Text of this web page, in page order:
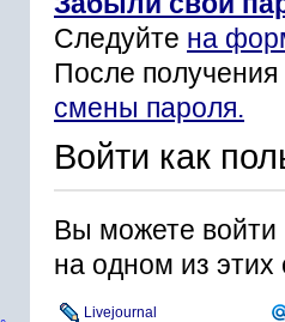
Следуйте на
После
смены пароля.
Войти как
Вы можете войти
на одном из этих
Livejournal